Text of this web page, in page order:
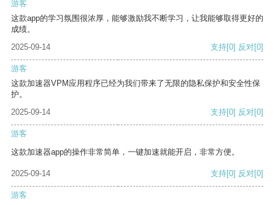
游客
这款app的学习氛围很浓厚，能够激励我不断学习，让我能够取得更好的
成绩。
2025-09-14
支持[0] 反对[0]
游客
这款加速器VPM应用程序已经为我们带来了无限的隐私保护和安全性保
护。
2025-09-14
支持[0] 反对[0]
游客
这款加速器app的操作非常简单，一键加速就能开启，非常方便。
2025-09-14 支持[0] 反对[0]
游客